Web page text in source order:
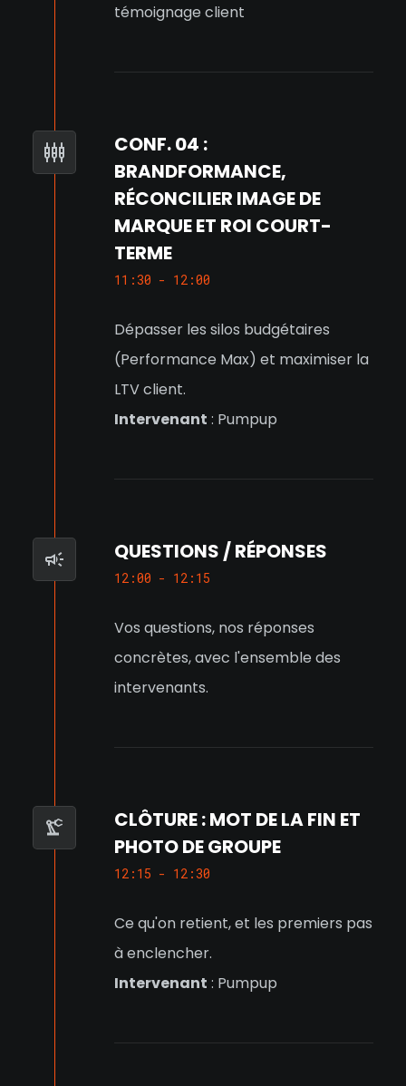
témoignage client
CONF. 04 :
BRANDFORMANCE,
RÉCONCILIER IMAGE DE
MARQUE ET ROI COURT-
TERME
11:30 - 12:00
Dépasser les silos budgétaires
(Performance Max) et maximiser la
LTV client.
Intervenant : Pumpup
QUESTIONS / RÉPONSES
12:00 - 12:15
Vos questions, nos réponses
concrètes, avec l'ensemble des
intervenants.
CLÔTURE : MOT DE LA FIN ET
PHOTO DE GROUPE
12:15 - 12:30
Ce qu'on retient, et les premiers pas
à enclencher.
Intervenant : Pumpup